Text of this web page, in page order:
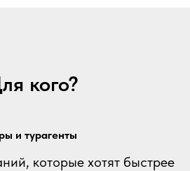
кого?
и турагенты
которые хотят быстрее